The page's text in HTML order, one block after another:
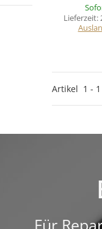
Lieferzeit:
Artikel 1 - 1
Für